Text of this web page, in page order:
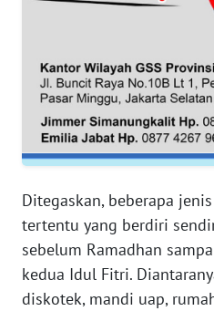
Ditegaskan, beberapa
tertentu yang berdiri
sebelum Ramadhan
kedua Idul Fitri.
diskotek, mandi uap,
WN
RIAU
WN
SERAMBI
WN
JAMBI
WN
SULTRA